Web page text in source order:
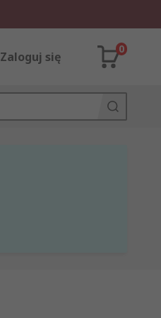
Zaloguj się
0